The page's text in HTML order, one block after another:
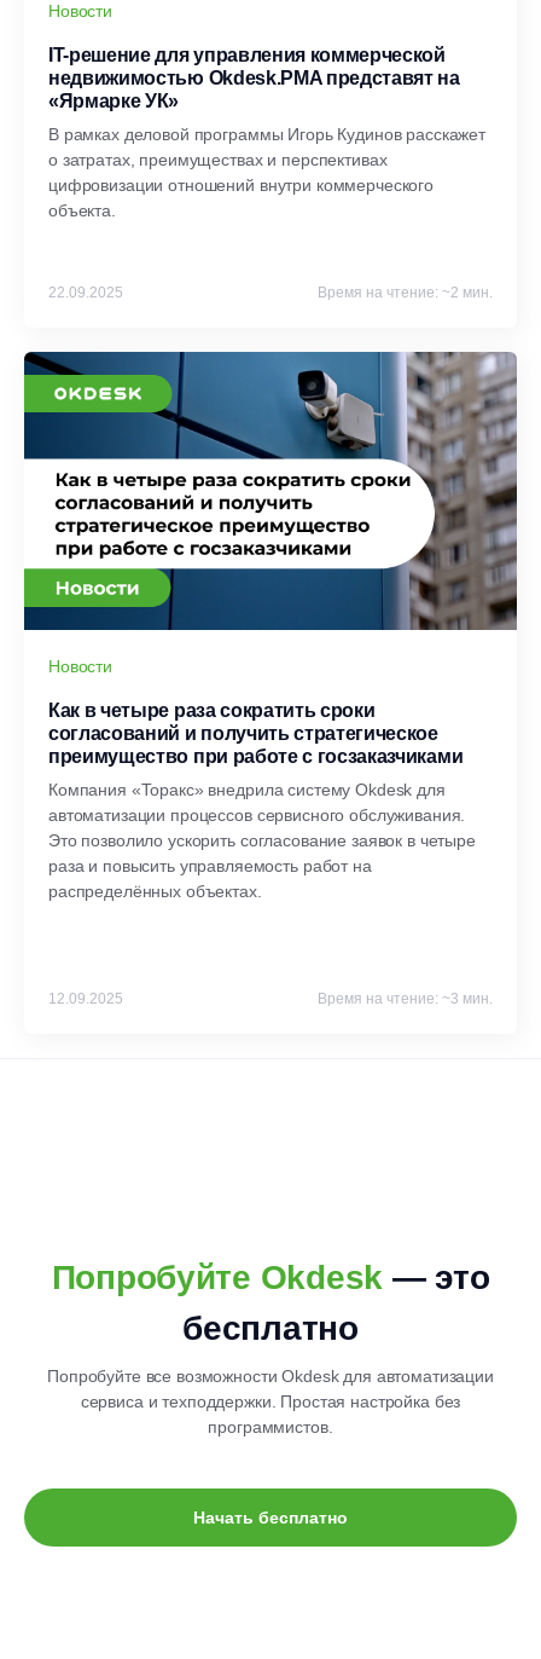
Новости
IT-решение для управления коммерческой
недвижимостью Okdesk.PMA представят на
«Ярмарке УК»
В рамках деловой программы Игорь Кудинов расскажет
о затратах, преимуществах и перспективах
цифровизации отношений внутри коммерческого
объекта.
22.09.2025 Время на чтение: ~2 мин.
Новости
Как в четыре раза сократить сроки
согласований и получить стратегическое
преимущество при работе с госзаказчиками
Компания «Торакс» внедрила систему Okdesk для
автоматизации процессов сервисного обслуживания.
Это позволило ускорить согласование заявок в четыре
раза и повысить управляемость работ на
распределённых объектах.
12.09.2025 Время на чтение: ~3 мин.
Попробуйте Okdesk — это
бесплатно
Попробуйте все возможности Okdesk для автоматизации
сервиса и техподдержки. Простая настройка без
программистов.
Начать бесплатно